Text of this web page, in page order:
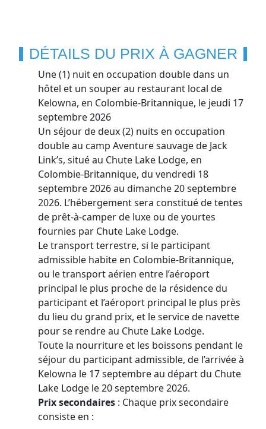
DÉTAILS DU PRIX À GAGNER
Une (1) nuit en occupation double dans un
hôtel et un souper au restaurant local de
Kelowna, en Colombie-Britannique, le jeudi 17
septembre 2026
Un séjour de deux (2) nuits en occupation
double au camp Aventure sauvage de Jack
Link’s, situé au Chute Lake Lodge, en
Colombie-Britannique, du vendredi 18
septembre 2026 au dimanche 20 septembre
2026. L’hébergement sera constitué de tentes
de prêt-à-camper de luxe ou de yourtes
fournies par Chute Lake Lodge.
Le transport terrestre, si le participant
admissible habite en Colombie-Britannique,
ou le transport aérien entre l’aéroport
principal le plus proche de la résidence du
participant et l’aéroport principal le plus près
du lieu du grand prix, et le service de navette
pour se rendre au Chute Lake Lodge.
Toute la nourriture et les boissons pendant le
séjour du participant admissible, de l’arrivée à
Kelowna le 17 septembre au départ du Chute
Lake Lodge le 20 septembre 2026.
Prix secondaires : Chaque prix secondaire
consiste en :